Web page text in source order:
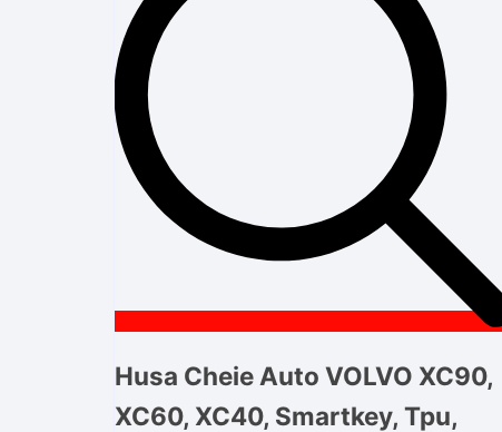
Husa Cheie Auto VOLVO XC90,
XC60, XC40, Smartkey, Tpu,